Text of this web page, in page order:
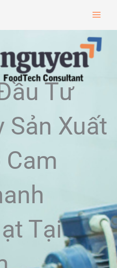
Tư
Sản Xuất
Tại